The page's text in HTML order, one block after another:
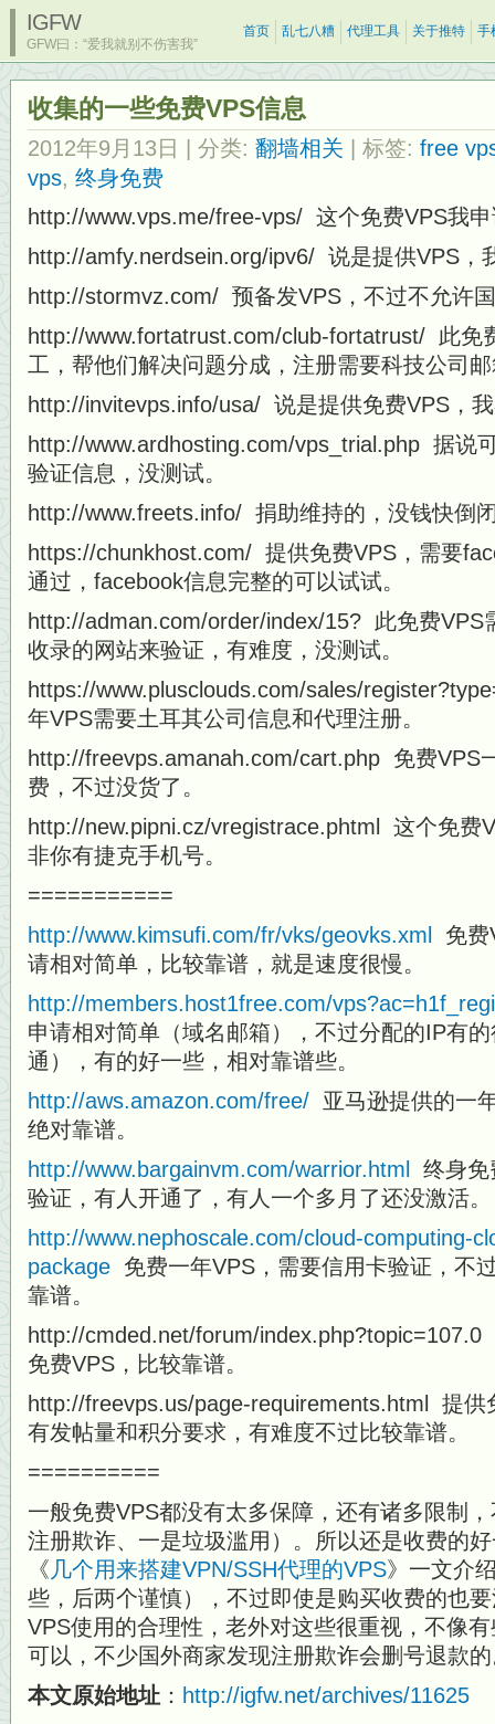
IGFW
GFW曰：“爱我就别不伤害我”
首页 乱七八糟 代理工具 关于推特 手
收集的一些免费VPS信息
2012年9月13日 | 分类: 翻墙相关 | 标签: free
vps, 终身免费
http://www.vps.me/free-vps/ 这个免费VPS我
http://amfy.nerdsein.org/ipv6/ 说是提供VPS，
http://stormvz.com/ 预备发VPS，不过不允许
http://www.fortatrust.com/club-fortatrust/ 此免
工，帮他们解决问题分成，注册需要科技公司
http://invitevps.info/usa/ 说是提供免费VPS，
http://www.ardhosting.com/vps_trial.php 据说
验证信息，没测试。
http://www.freets.info/ 捐助维持的，没钱快倒
https://chunkhost.com/ 提供免费VPS，需要
通过，facebook信息完整的可以试试。
http://adman.com/order/index/15? 此免费VPS
收录的网站来验证，有难度，没测试。
https://www.plusclouds.com/sales/
年VPS需要土耳其公司信息和代理注册。
http://freevps.amanah.com/cart.php 免费VPS
费，不过没货了。
http://new.pipni.cz/vregistrace.phtml 这个免费
非你有捷克手机号。
===========
http://www.kimsufi.com/fr/vks/geovks.xml
免费
请相对简单，比较靠谱，就是速度很慢。
http://members.host1free.com/
申请相对简单（域名邮箱），不过分配的IP有
通），有的好一些，相对靠谱些。
http://aws.amazon.com/free/ 亚马逊提供的一
绝对靠谱。
http://www.bargainvm.com/warrior.html
终身免
验证，有人开通了，有人一个多月了还没激活。
http://www.nephoscale.com/cloud-computing-
package 免费一年VPS，需要信用卡验证，不
靠谱。
http://cmded.net/forum/
免费VPS，比较靠谱。
http://freevps.us/page-requirements.html 提供
有发帖量和积分要求，有难度不过比较靠谱。
==========
一般免费VPS都没有太多保障，还有诸多限制
注册欺诈、一是垃圾滥用）。所以还是收费的
《 几个用来搭建VPN/SSH代理的VPS》一文介
些，后两个谨慎），不过即使是购买收费的也
VPS使用的合理性，老外对这些很重视，不像
可以，不少国外商家发现注册欺诈会删号退款
本文原始地址 ： http://igfw.net/archives/11625